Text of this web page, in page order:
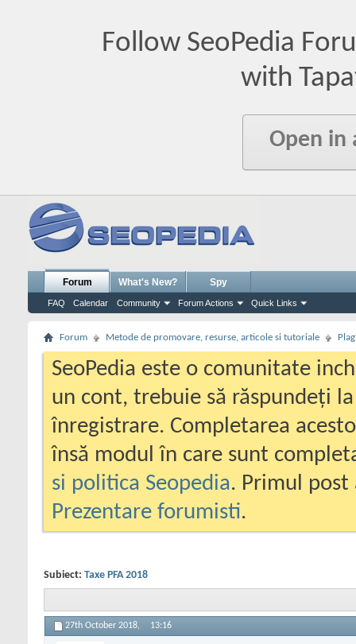
Follow SeoPedia
with
Open in
Forum
FAQ Calendar Community Forum Actions Quick Links
What's New? Spy
Forum Metode de promovare, resurse, articole si tutoriale
SeoPedia este o comunitate
un cont, trebuie să răspundeți
înregistrare. Completarea
însă modul în care sunt
si politica Seopedia. Primul
Prezentare forumisti.
Subiect: Taxe PFA 2018
27th October 2018, 13:16